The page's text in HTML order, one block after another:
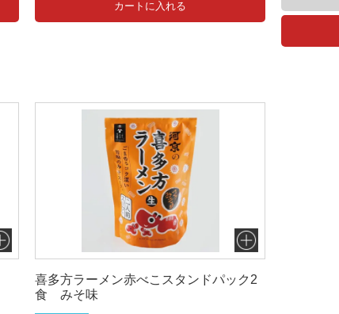
カートに入れる
喜多方ラーメン赤べこスタンドパック2
食 みそ味